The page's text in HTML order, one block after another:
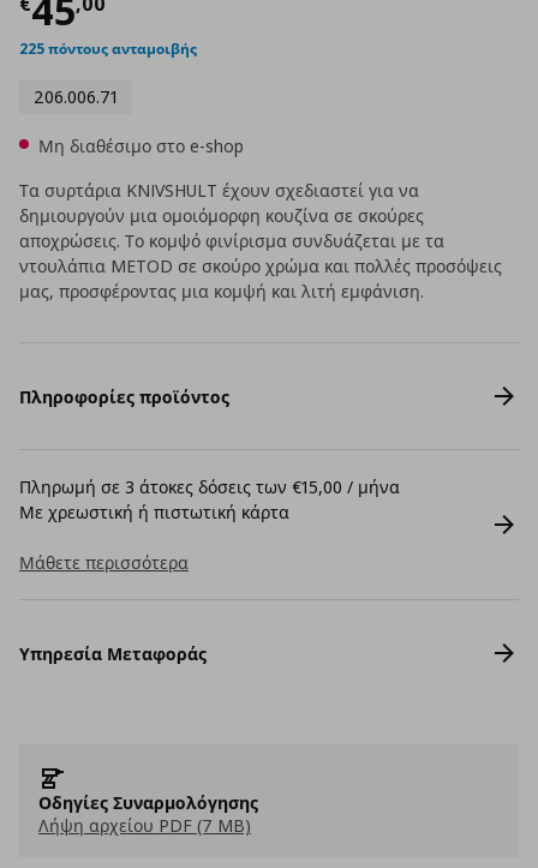
225 πόντους ανταμοιβής
206.006.71
Μη διαθέσιμο στο e-shop
Τα συρτάρια KNIVSHULT έχουν σχεδιαστεί για να
δημιουργούν μια ομοιόμορφη κουζίνα σε σκούρες
αποχρώσεις. Το κομψό φινίρισμα συνδυάζεται με τα
ντουλάπια METOD σε σκούρο χρώμα και πολλές προσόψεις
μας, προσφέροντας μια κομψή και λιτή εμφάνιση.
Πληροφορίες προϊόντος
Πληρωμή σε 3 άτοκες δόσεις των €15,00 / μήνα
Με χρεωστική ή πιστωτική κάρτα
Μάθετε περισσότερα
Υπηρεσία Μεταφοράς
Οδηγίες Συναρμολόγησης
Λήψη αρχείου PDF (7 MB)